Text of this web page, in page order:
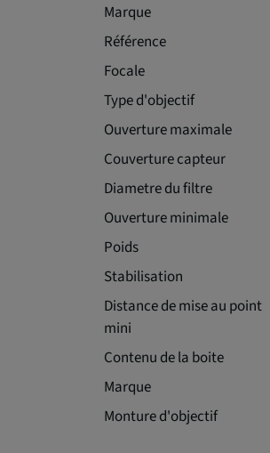
Marque
Référence
Focale
Type d'objectif
Ouverture maximale
Couverture capteur
Diametre du filtre
Ouverture minimale
Poids
Stabilisation
Distance de mise au point
mini
Contenu de la boite
Marque
Monture d'objectif